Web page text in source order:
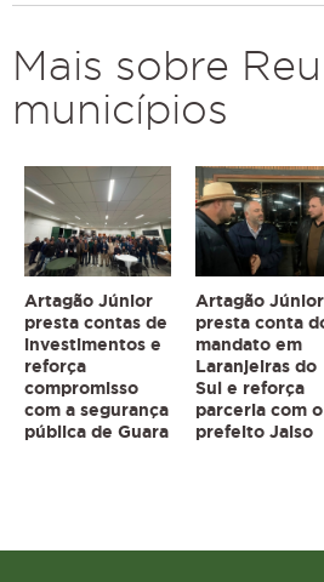
Mais sobre
municípios
Artagão Júnior
presta contas de
investimentos e
reforça
compromisso
com a segurança
pública de Guara
Artagão Júnior
presta conta
mandato em
Laranjeiras do
Sul e reforça
parceria com o
prefeito Jaiso